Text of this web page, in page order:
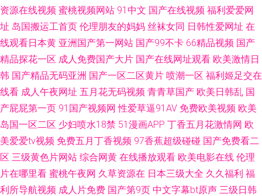
资源在线视频 蜜桃视频网站 91中文 国产在线视频 福利爱爱网
址 岛国搬运工首页 伦理朋友的妈妈 丝袜女同 日韩性爱网址 在
线观看日本黄 亚洲国产第一网站 国产99不卡 66精品视频 国产
精品探花一区 成人免费国产大片 国产在线网址观看 欧美激情日
韩 国产精品无码亚洲 国产一区二区黄片 喷潮一区 福利姬足交在
线看 成人午夜网址 五月花无码视频 青青草国产 欧美日韩乱 国
产屁屁第一页 91国产视频网 性爱草逼91AV 免费欧美视频 欧美
岛国一区二区 少妇喷水18禁 51漫画APP 丁香五月花激情网 欧
美爱爱tv视频 免费五月丁香视频 97香蕉超级碰碰 国产免费看二
区 三级黄色片网站 综合网黄 在线播放观看 欧美电影在线 伦理
片在哪里看 蜜桃午夜网 久草资源在 日本三级大全 久久福利 福
利所导航视频 成人片免费 国产第9页 中文字幕bt原声 三级日韩